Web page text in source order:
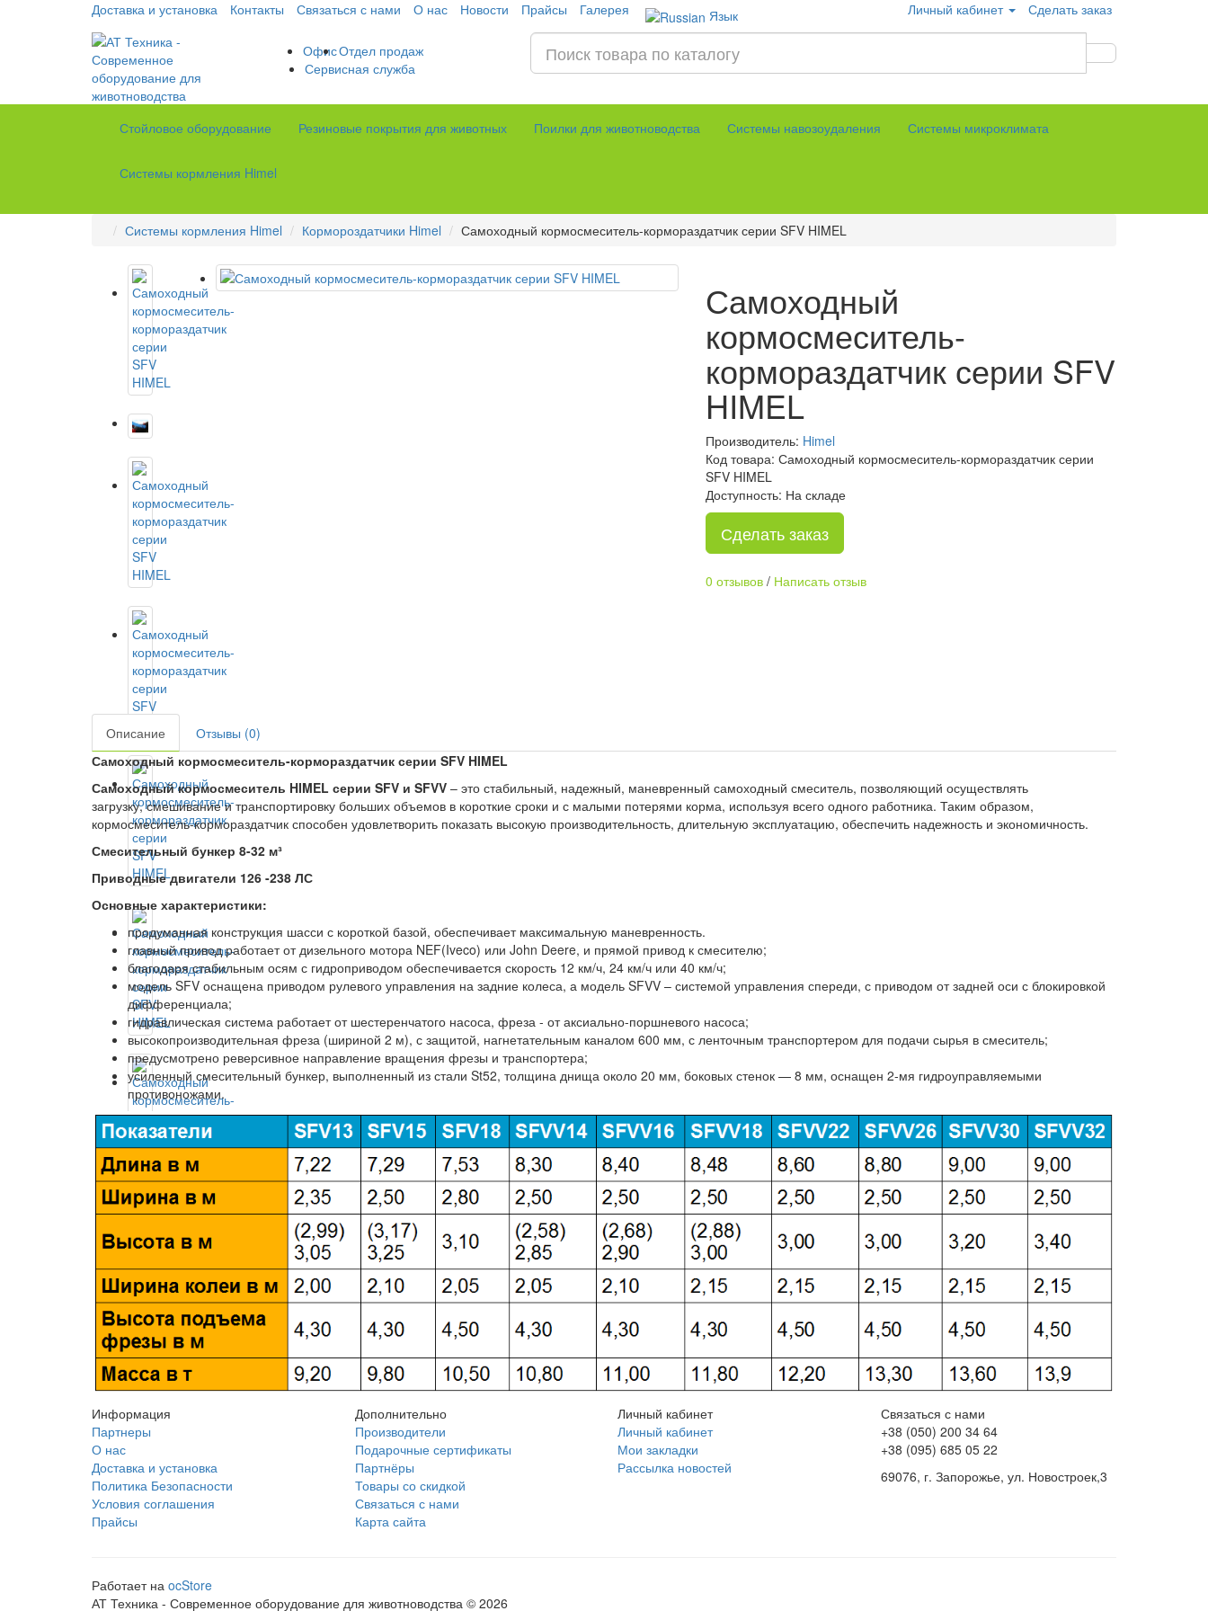
Доставка и установка Контакты Связаться с нами О нас Новости Прайсы Галерея Язык Личный кабинет Сделать заказ
ОфисОтдел продаж
Сервисная служба
Стойловое оборудование Резиновые покрытия для животных Поилки для животноводства Системы навозоудаления Системы микроклимата
Системы кормления Himel
Системы кормления Himel Кормороздатчики Himel Самоходный кормосмеситель-кормораздатчик серии SFV HIMEL
Самоходный
кормосмеситель-
кормораздатчик серии SFV
HIMEL
Производитель: Himel
Код товара: Самоходный кормосмеситель-кормораздатчик серии
SFV HIMEL
Доступность: На складе
Сделать заказ
0 отзывов/ Написать отзыв
Описание
Отзывы (0)
Самоходный кормосмеситель-кормораздатчик серии SFV HIMEL
Самоходный кормосмеситель HIMEL серии SFV и SFVV – это стабильный, надежный, маневренный самоходный смеситель, позволяющий осуществлять
загрузку, смешивание и транспортировку больших объемов в короткие сроки и с малыми потерями корма, используя всего одного работника. Таким образом,
кормосмеситель-кормораздатчик способен удовлетворить показать высокую производительность, длительную эксплуатацию, обеспечить надежность и экономичность.
Смесительный бункер 8-32 м³
Приводные двигатели 126 -238 ЛС
Основные характеристики:
продуманная конструкция шасси с короткой базой, обеспечивает максимальную маневренность.
главный привод работает от дизельного мотора NEF(Iveco) или John Deere, и прямой привод к смесителю;
благодаря стабильным осям с гидроприводом обеспечивается скорость 12 км/ч, 24 км/ч или 40 км/ч;
модель SFV оснащена приводом рулевого управления на задние колеса, а модель SFVV – системой управления спереди, с приводом от задней оси с блокировкой
дифференциала;
гидравлическая система работает от шестеренчатого насоса, фреза - от аксиально-поршневого насоса;
высокопроизводительная фреза (шириной 2 м), с защитой, нагнетательным каналом 600 мм, с ленточным транспортером для подачи сырья в смеситель;
предусмотрено реверсивное направление вращения фрезы и транспортера;
усиленный смесительный бункер, выполненный из стали St52, толщина днища около 20 мм, боковых стенок — 8 мм, оснащен 2-мя гидроуправляемыми
противоножами.
Информация
Партнеры
О нас
Доставка и установка
Политика Безопасности
Условия соглашения
Прайсы
Дополнительно
Производители
Подарочные сертификаты
Партнёры
Товары со скидкой
Связаться с нами
Карта сайта
Личный кабинет
Личный кабинет
Мои закладки
Рассылка новостей
Связаться с нами
+38 (050) 200 34 64
+38 (095) 685 05 22
69076, г. Запорожье, ул. Новостроек,3
Работает на ocStore
АТ Техника - Современное оборудование для животноводства © 2026